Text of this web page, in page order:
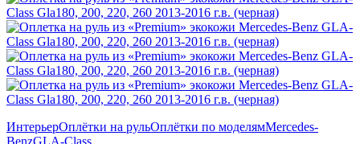
ИнтерьерОплётки на рульОплётки по моделямMercedes-
BenzGLA-Class